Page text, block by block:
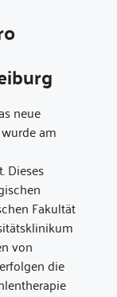
neue
am
Dieses
Fakultät
von
die